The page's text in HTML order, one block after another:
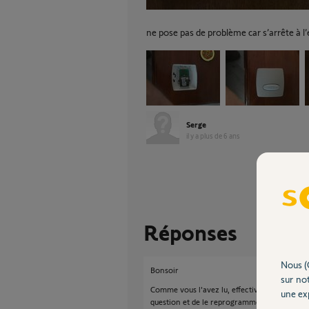
ne pose pas de problème car s’arrête à
Serge
il y a plus de 6 ans
Réponses
Bonsoir
Comme vous l'avez lu, effectivement, le
question et de le reprogrammer.
Nous
sur
une